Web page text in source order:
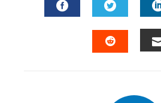
FACEBOOKTWITTER